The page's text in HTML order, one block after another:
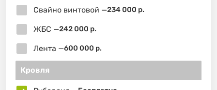
Свайно винтовой —234 000 р.
ЖБС —242 000 р.
Лента —600 000 р.
Кровля